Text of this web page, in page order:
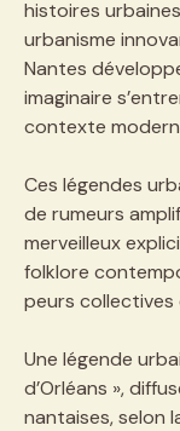
histoires
urbanisme
Nantes
imaginaire
contexte
Ces légendes
de rumeurs
merveilleux
folklore
peurs collectives
Une légende
d’Orléans »,
nantaises, selon